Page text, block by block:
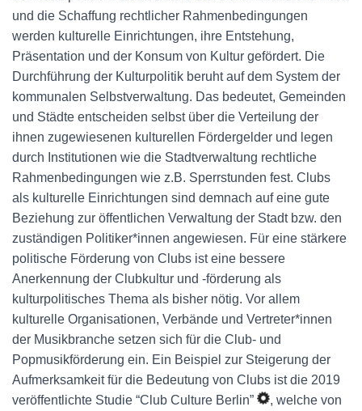
und die Schaffung rechtlicher Rahmenbedingungen
werden kulturelle Einrichtungen, ihre Entstehung,
Präsentation und der Konsum von Kultur gefördert. Die
Durchführung der Kulturpolitik beruht auf dem System der
kommunalen Selbstverwaltung. Das bedeutet, Gemeinden
und Städte entscheiden selbst über die Verteilung der
ihnen zugewiesenen kulturellen Fördergelder und legen
durch Institutionen wie die Stadtverwaltung rechtliche
Rahmenbedingungen wie z.B. Sperrstunden fest. Clubs
als kulturelle Einrichtungen sind demnach auf eine gute
Beziehung zur öffentlichen Verwaltung der Stadt bzw. den
zuständigen Politiker*innen angewiesen. Für eine stärkere
politische Förderung von Clubs ist eine bessere
Anerkennung der Clubkultur und -förderung als
kulturpolitisches Thema als bisher nötig. Vor allem
kulturelle Organisationen, Verbände und Vertreter*innen
der Musikbranche setzen sich für die Club- und
Popmusikförderung ein. Ein Beispiel zur Steigerung der
Aufmerksamkeit für die Bedeutung von Clubs ist die 2019
veröffentlichte Studie “Club Culture Berlin”
, welche von